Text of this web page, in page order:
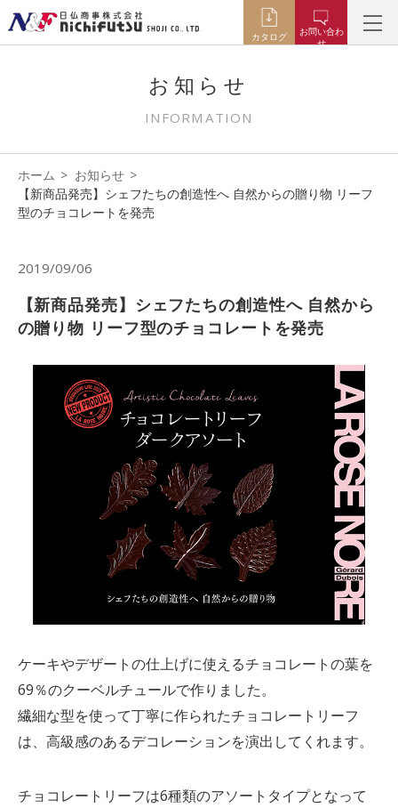
カタログ
お問い合わ
せ
お知らせ
INFORMATION
ホーム
お知らせ
【新商品発売】シェフたちの創造性へ 自然からの贈り物 リーフ
型のチョコレートを発売
2019/09/06
【新商品発売】シェフたちの創造性へ 自然から
の贈り物 リーフ型のチョコレートを発売
ケーキやデザートの仕上げに使えるチョコレートの葉を
69％のクーベルチュールで作りました。
繊細な型を使って丁寧に作られたチョコレートリーフ
は、高級感のあるデコレーションを演出してくれます。
チョコレートリーフは6種類のアソートタイプとなって